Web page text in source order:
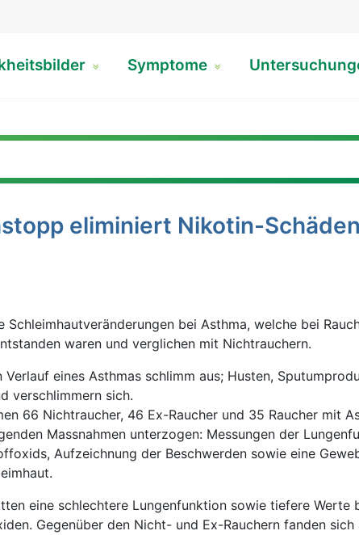
Symptome
eliminiert Nikotin-
Schleimhautveränderungen bei Asthma, welche bei
waren und verglichen mit Nichtrauchern.
eines Asthmas schlimm aus; Husten,
verschlimmern sich.
66 Nichtraucher, 46 Ex-Raucher und 35 Raucher mit
Massnahmen unterzogen: Messungen der
Aufzeichnung der Beschwerden sowie eine
eine schlechtere Lungenfunktion sowie tiefere Werte
Gegenüber den Nicht- und Ex-Rauchern fanden sich